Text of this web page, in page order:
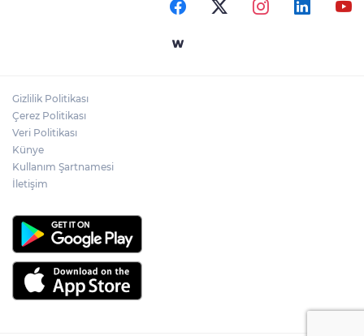
Gizlilik Politikası
Çerez Politikası
Veri Politikası
Künye
Kullanım Şartnamesi
İletişim